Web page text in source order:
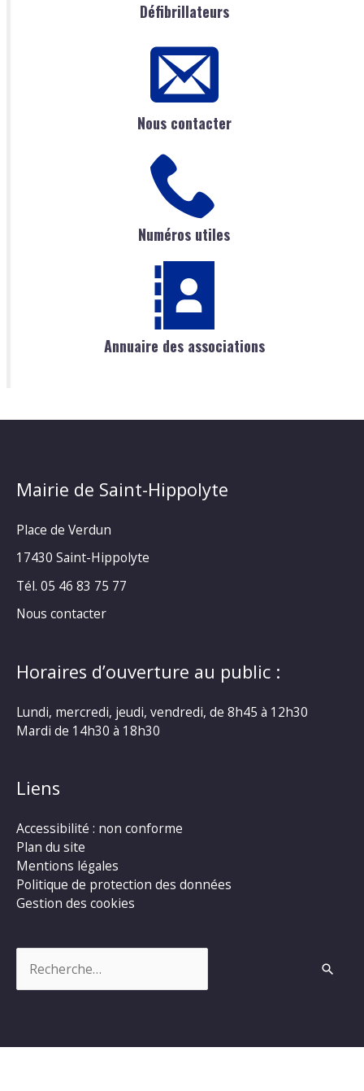
Défibrillateurs
Nous contacter
Numéros utiles
Annuaire des associations
Mairie de Saint-Hippolyte
Place de Verdun
17430 Saint-Hippolyte
Tél. 05 46 83 75 77
Nous contacter
Horaires d’ouverture au public :
Lundi, mercredi, jeudi, vendredi, de 8h45 à 12h30
Mardi de 14h30 à 18h30
Liens
Accessibilité : non conforme
Plan du site
Mentions légales
Politique de protection des données
Gestion des cookies